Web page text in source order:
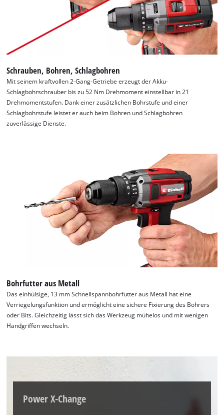
Wir benötigen deine Zustimmung, um
Google Maps laden zu können!
This content is not permitted to load due
to trackers that are not disclosed to the
visitor. The website owner needs to setup
the site with their CMP to add this content
Management Platform
Schrauben, Bohren, Schlagbohren
Mit seinem kraftvollen 2-Gang-Getriebe erzeugt der Akku-
Schlagbohrschrauber bis zu 52 Nm Drehmoment einstellbar in 21
Drehmomentstufen. Dank einer zusätzlichen Bohrstufe und einer
Schlagbohrstufe leistet er auch beim Bohren und Schlagbohren
zuverlässige Dienste.
Bohrfutter aus Metall
Das einhülsige, 13 mm Schnellspannbohrfutter aus Metall hat eine
Verriegelungsfunktion und ermöglicht eine sichere Fixierung des Bohrers
oder Bits. Gleichzeitig lässt sich das Werkzeug mühelos und mit wenigen
Handgriffen wechseln.
Power X-Change